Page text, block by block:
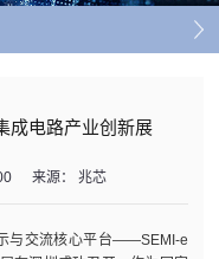
成电路产业创新展
来源： 兆芯
与交流核心平台——SEMI-e